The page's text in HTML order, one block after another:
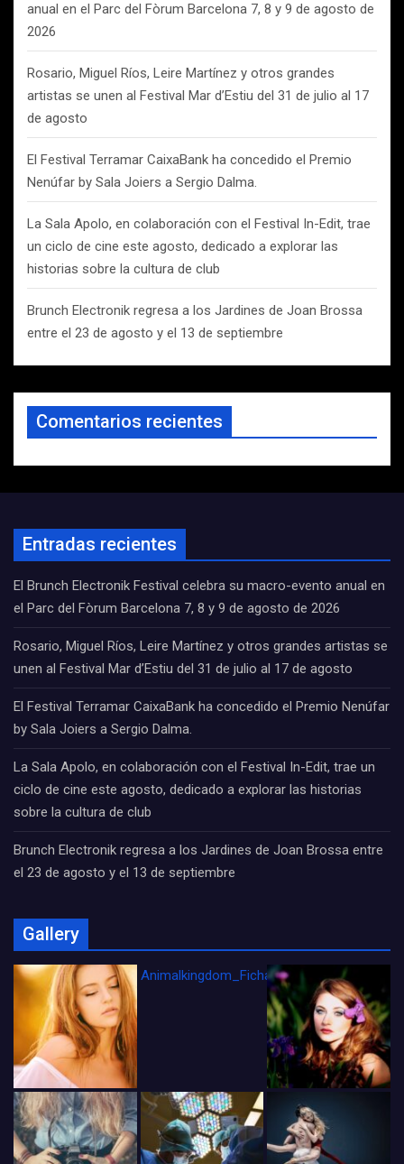
anual en el Parc del Fòrum Barcelona 7, 8 y 9 de agosto de
2026
Rosario, Miguel Ríos, Leire Martínez y otros grandes
artistas se unen al Festival Mar d’Estiu del 31 de julio al 17
de agosto
El Festival Terramar CaixaBank ha concedido el Premio
Nenúfar by Sala Joiers a Sergio Dalma.
La Sala Apolo, en colaboración con el Festival In-Edit, trae
un ciclo de cine este agosto, dedicado a explorar las
historias sobre la cultura de club
Brunch Electronik regresa a los Jardines de Joan Brossa
entre el 23 de agosto y el 13 de septiembre
Comentarios recientes
Entradas recientes
El Brunch Electronik Festival celebra su macro-evento anual en
el Parc del Fòrum Barcelona 7, 8 y 9 de agosto de 2026
Rosario, Miguel Ríos, Leire Martínez y otros grandes artistas se
unen al Festival Mar d’Estiu del 31 de julio al 17 de agosto
El Festival Terramar CaixaBank ha concedido el Premio Nenúfar
by Sala Joiers a Sergio Dalma.
La Sala Apolo, en colaboración con el Festival In-Edit, trae un
ciclo de cine este agosto, dedicado a explorar las historias
sobre la cultura de club
Brunch Electronik regresa a los Jardines de Joan Brossa entre
el 23 de agosto y el 13 de septiembre
Gallery
Animalkingdom_FichaCine